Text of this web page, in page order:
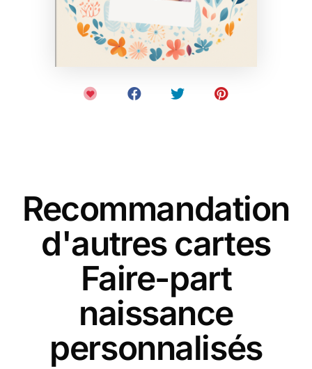
Recommandation
d'autres cartes
Faire-part
naissance
personnalisés